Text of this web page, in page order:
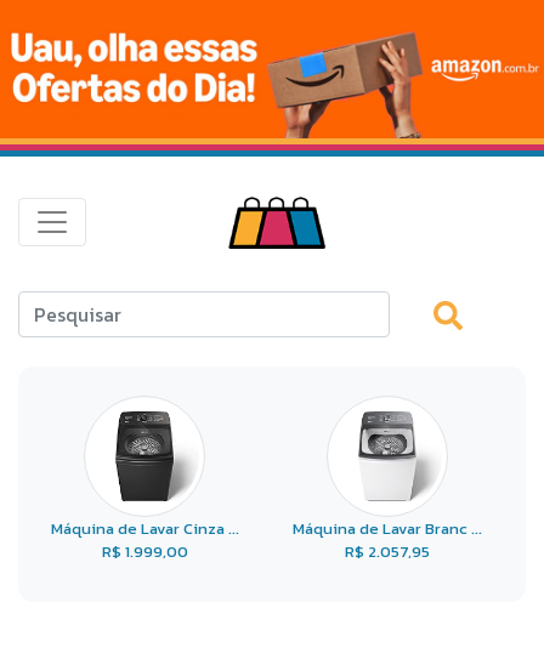
Máquina de Lavar Cinza ...
R$ 1.999,00
Máquina de Lavar Branc ...
R$ 2.057,95